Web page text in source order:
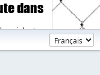
dans
violents.